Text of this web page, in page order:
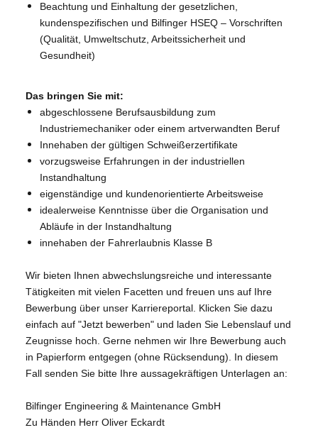
Beachtung und Einhaltung der gesetzlichen,
kundenspezifischen und Bilfinger HSEQ – Vorschriften
(Qualität, Umweltschutz, Arbeitssicherheit und
Gesundheit)
Das bringen Sie mit:
abgeschlossene Berufsausbildung zum
Industriemechaniker oder einem artverwandten Beruf
Innehaben der gültigen Schweißerzertifikate
vorzugsweise Erfahrungen in der industriellen
Instandhaltung
eigenständige und kundenorientierte Arbeitsweise
idealerweise Kenntnisse über die Organisation und
Abläufe in der Instandhaltung
innehaben der Fahrerlaubnis Klasse B
Wir bieten Ihnen abwechslungsreiche und interessante
Tätigkeiten mit vielen Facetten und freuen uns auf Ihre
Bewerbung über unser Karriereportal. Klicken Sie dazu
einfach auf "Jetzt bewerben" und laden Sie Lebenslauf und
Zeugnisse hoch. Gerne nehmen wir Ihre Bewerbung auch
in Papierform entgegen (ohne Rücksendung). In diesem
Fall senden Sie bitte Ihre aussagekräftigen Unterlagen an:
Bilfinger Engineering & Maintenance GmbH
Zu Händen Herr Oliver Eckardt